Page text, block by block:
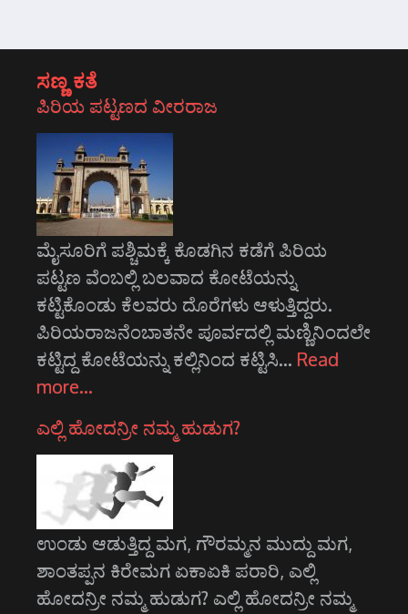
ಸಣ್ಣ ಕತೆ
ಪಿರಿಯ ಪಟ್ಟಣದ ವೀರರಾಜ
ಮೈಸೂರಿಗೆ ಪಶ್ಚಿಮಕ್ಕೆ ಕೊಡಗಿನ ಕಡೆಗೆ ಪಿರಿಯ
ಪಟ್ಟಣ ವೆಂಬಲ್ಲಿ ಬಲವಾದ ಕೋಟೆಯನ್ನು
ಕಟ್ಟಿಕೊಂಡು ಕೆಲವರು ದೊರೆಗಳು ಆಳುತ್ತಿದ್ದರು.
ಪಿರಿಯರಾಜನೆಂಬಾತನೇ ಪೂರ್ವದಲ್ಲಿ ಮಣ್ಣಿನಿಂದಲೇ
ಕಟ್ಟಿದ್ದ ಕೋಟೆಯನ್ನು ಕಲ್ಲಿನಿಂದ ಕಟ್ಟಿಸಿ… Read
more…
ಎಲ್ಲಿ ಹೋದನ್ರೀ ನಮ್ಮ ಹುಡುಗ?
ಉಂಡು ಆಡುತ್ತಿದ್ದ ಮಗ, ಗೌರಮ್ಮನ ಮುದ್ದು ಮಗ,
ಶಾಂತಪ್ಪನ ಕಿರೇಮಗ ಏಕಾ‌ಏಕಿ ಪರಾರಿ, ಎಲ್ಲಿ
ಹೋದನ್ರೀ ನಮ್ಮ ಹುಡುಗ? ಎಲ್ಲಿ ಹೋದನ್ರೀ ನಮ್ಮ